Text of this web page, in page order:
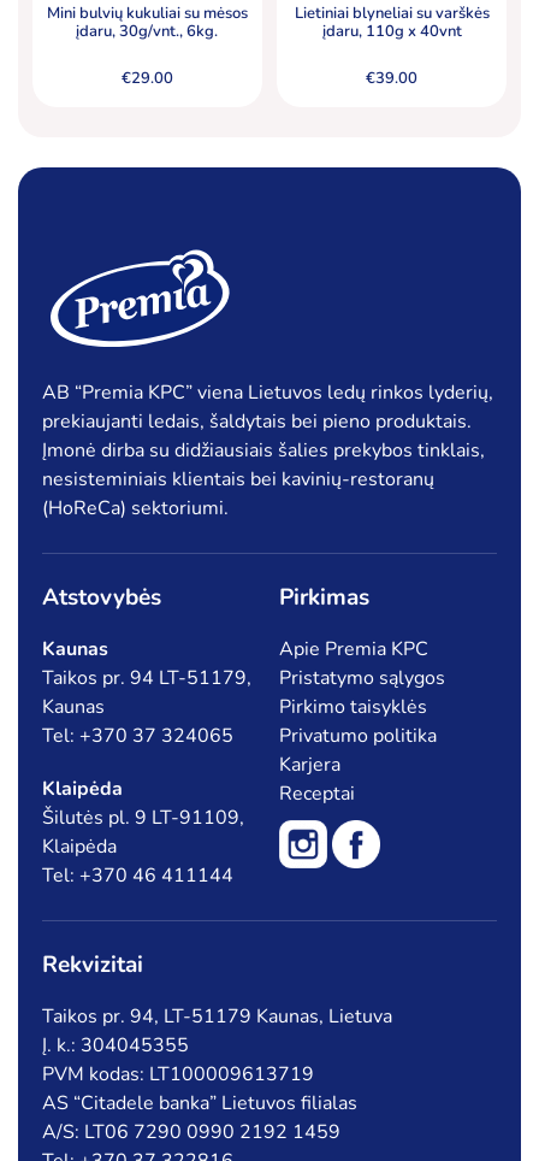
Mini bulvių kukuliai su mėsos
įdaru, 30g/vnt., 6kg.
€29.00
Lietiniai blyneliai su varškės
įdaru, 110g x 40vnt
€39.00
AB “Premia KPC” viena Lietuvos ledų rinkos lyderių,
prekiaujanti ledais, šaldytais bei pieno produktais.
Įmonė dirba su didžiausiais šalies prekybos tinklais,
nesisteminiais klientais bei kavinių-restoranų
(HoReCa) sektoriumi.
Atstovybės
Kaunas
Taikos pr. 94 LT-51179,
Kaunas
Tel: +370 37 324065
Klaipėda
Šilutės pl. 9 LT-91109,
Klaipėda
Tel: +370 46 411144
Pirkimas
Apie Premia KPC
Pristatymo sąlygos
Pirkimo taisyklės
Privatumo politika
Karjera
Receptai
Rekvizitai
Taikos pr. 94, LT-51179 Kaunas, Lietuva
Į. k.: 304045355
PVM kodas: LT100009613719
AS “Citadele banka” Lietuvos filialas
A/S: LT06 7290 0990 2192 1459